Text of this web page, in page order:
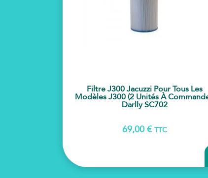
Filtre J300 Jacuzzi Pour Tous Les
Modèles J300 (2 Unités À
Darlly SC702
69,00€ TTC